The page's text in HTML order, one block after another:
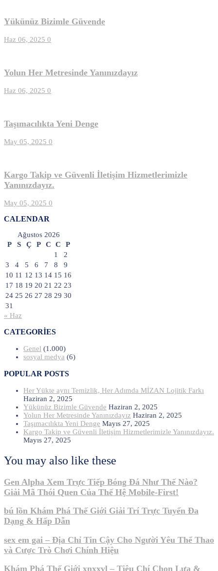
Yükünüz Bizimle Güvende
Haz 06, 2025 0
Yolun Her Metresinde Yanınızdayız
Haz 06, 2025 0
Taşımacılıkta Yeni Denge
May 05, 2025 0
Kargo Takip ve Güvenli İletişim Hizmetlerimizle
Yanınızdayız.
May 05, 2025 0
CALENDAR
Ağustos 2026
P
S Ç P C C
P
1
2
3
4 5 6 7 8
9
10 11 12 13 14 15 16
17 18 19 20 21 22 23
24 25 26 27 28 29 30
31
« Haz
CATEGORIES
Genel (1.000)
sosyal medya (6)
POPULAR POSTS
Her Yükte aynı Temizlik, Her Adımda MİZAN Lojitik Farkı
Haziran 2, 2025
Yükünüz Bizimle Güvende Haziran 2, 2025
Yolun Her Metresinde Yanınızdayız Haziran 2, 2025
Taşımacılıkta Yeni Denge Mayıs 27, 2025
Kargo Takip ve Güvenli İletişim Hizmetlerimizle Yanınızdayız.
Mayıs 27, 2025
You may also like these
Gen Alpha Xem Trực Tiếp Bóng Đá Như Thế Nào?
Giải Mã Thói Quen Của Thế Hệ Mobile-First!
bú lồn Khám Phá Thế Giới Giải Trí Trực Tuyến Đa
Dạng & Hấp Dẫn
sex em gai – Địa Chỉ Tin Cậy Cho Người Yêu Thể Thao
và Cược Trò Chơi Chính Hiệu
Khám Phá Thế Giới xnxxvl – Tiêu Chí Chọn Lựa &